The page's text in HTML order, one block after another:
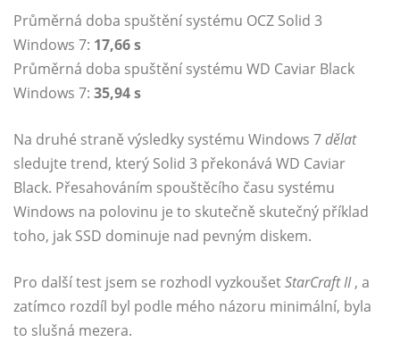
Průměrná doba spuštění systému OCZ Solid 3
Windows 7: 17,66 s
Průměrná doba spuštění systému WD Caviar Black
Windows 7: 35,94 s
Na druhé straně výsledky systému Windows 7dělat
sledujte trend, který Solid 3 překonává WD Caviar
Black. Přesahováním spouštěcího času systému
Windows na polovinu je to skutečně skutečný příklad
toho, jak SSD dominuje nad pevným diskem.
Pro další test jsem se rozhodl vyzkoušetStarCraft II, a
zatímco rozdíl byl podle mého názoru minimální, byla
to slušná mezera.